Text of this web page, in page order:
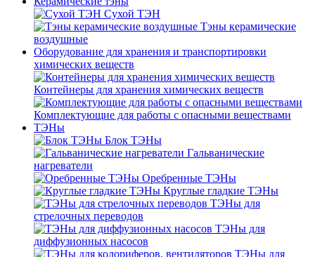
Сухой ТЭН
Тэны керамические
воздушные
Оборудование для хранения и транспортировки
химических веществ
Контейнеры для хранения химических веществ
Комплектующие для работы с опасными веществами
ТЭНы
Блок ТЭНы
Гальванические
нагреватели
Оребренные ТЭНы
Круглые гладкие ТЭНы
ТЭНы для
стрелочных переводов
ТЭНы для
диффузионных насосов
ТЭНы для